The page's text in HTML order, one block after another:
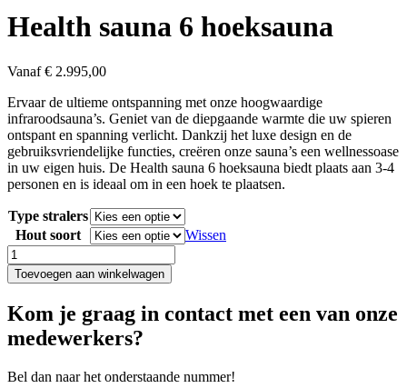
Health sauna 6 hoeksauna
Vanaf € 2.995,00
Ervaar de ultieme ontspanning met onze hoogwaardige
infraroodsauna’s. Geniet van de diepgaande warmte die uw spieren
ontspant en spanning verlicht. Dankzij het luxe design en de
gebruiksvriendelijke functies, creëren onze sauna’s een wellnessoase
in uw eigen huis. De Health sauna 6 hoeksauna biedt plaats aan 3-4
personen en is ideaal om in een hoek te plaatsen.
Type stralers
Hout soort
Wissen
Health
sauna
6
aantal
Toevoegen aan winkelwagen
Kom je graag in contact met een van onze
medewerkers?
Bel dan naar het onderstaande nummer!